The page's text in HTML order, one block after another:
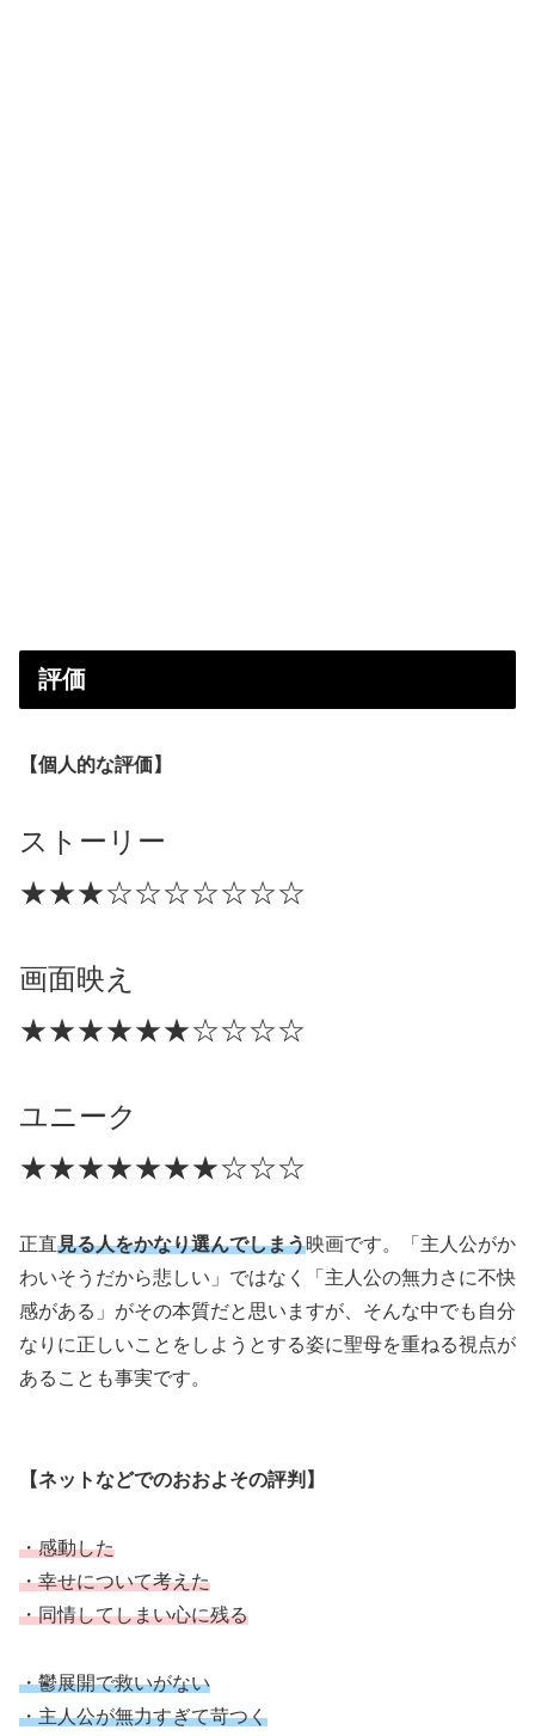
評価
【個人的な評価】
ストーリー
★★★☆☆☆☆☆☆☆
画面映え
★★★★★★☆☆☆☆
ユニーク
★★★★★★★☆☆☆
正直見る人をかなり選んでしまう映画です。「主人公がか
わいそうだから悲しい」ではなく「主人公の無力さに不快
感がある」がその本質だと思いますが、そんな中でも自分
なりに正しいことをしようとする姿に聖母を重ねる視点が
あることも事実です。
【ネットなどでのおおよその評判】
・感動した
・幸せについて考えた
・同情してしまい心に残る
・鬱展開で救いがない
・主人公が無力すぎて苛つく